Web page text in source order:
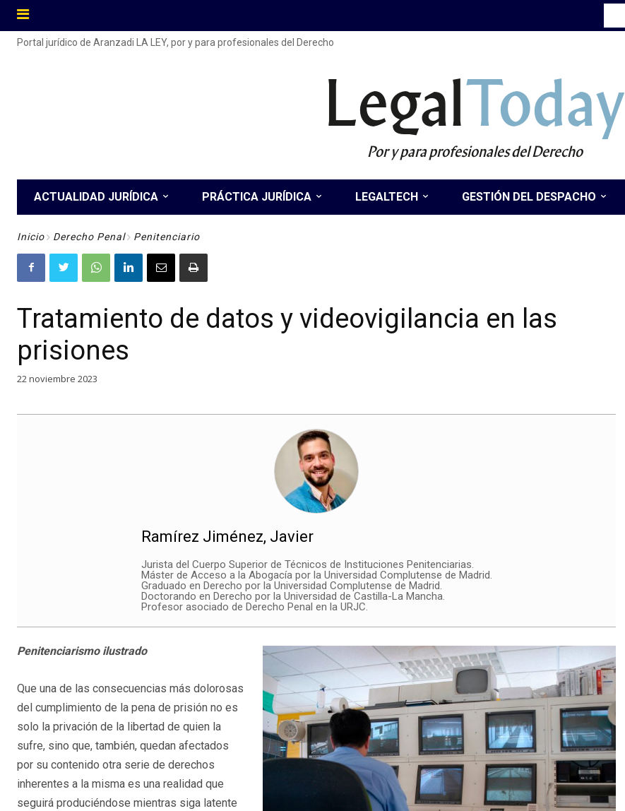
Portal jurídico de Aranzadi LA LEY, por y para profesionales del Derecho
LegalToday
Por y para profesionales del Derecho
ACTUALIDAD JURÍDICA PRÁCTICA JURÍDICA LEGALTECH GESTIÓN DEL DESPACHO
Inicio Derecho Penal Penitenciario
Tratamiento de datos y videovigilancia en las
prisiones
22 noviembre 2023
Ramírez Jiménez, Javier
Jurista del Cuerpo Superior de Técnicos de Instituciones Penitenciarias.
Máster de Acceso a la Abogacía por la Universidad Complutense de Madrid.
Graduado en Derecho por la Universidad Complutense de Madrid.
Doctorando en Derecho por la Universidad de Castilla-La Mancha.
Profesor asociado de Derecho Penal en la URJC.
Penitenciarismo ilustrado
Que una de las consecuencias más dolorosas
del cumplimiento de la pena de prisión no es
solo la privación de la libertad de quien la
sufre, sino que, también, quedan afectados
por su contenido otra serie de derechos
inherentes a la misma es una realidad que
seguirá produciéndose mientras siga latente